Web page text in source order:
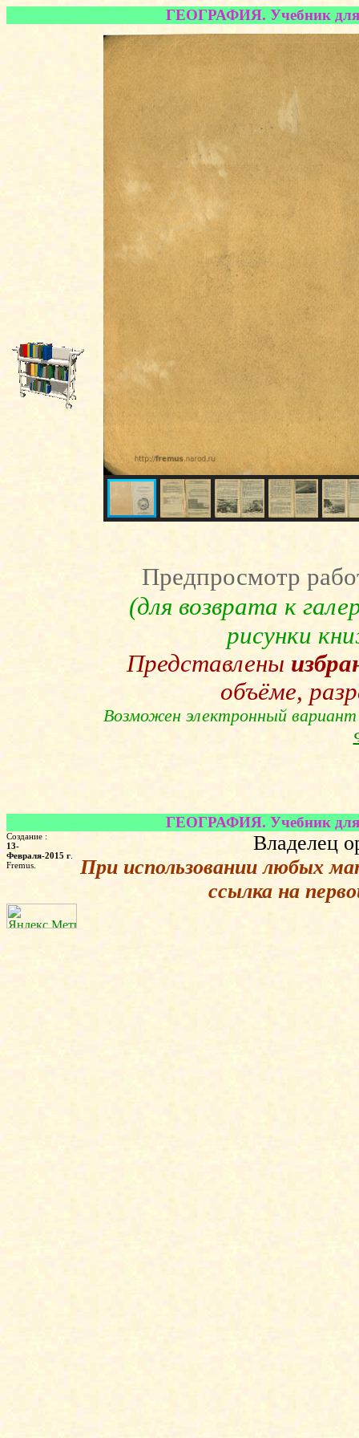
ГЕОГРАФИЯ. Учебник для
◄
Предпросмотр
(для возврата к
рисунки
Представлены
объёме,
Возможен электронный
ГЕОГРАФИЯ. Учебник для
Создание :
13-
Февраля-2015 г
Fremus.
Владелец
При использовании любых
ссылка на